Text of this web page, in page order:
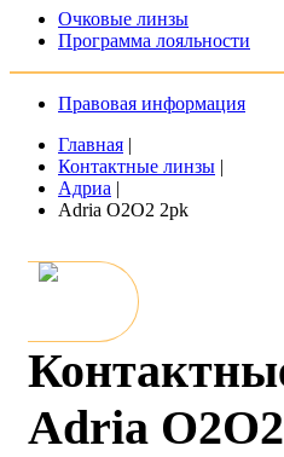
Очковые линзы
Программа лояльности
Правовая информация
Главная |
Контактные линзы |
Адриа |
Adria O2O2 2pk
Adria